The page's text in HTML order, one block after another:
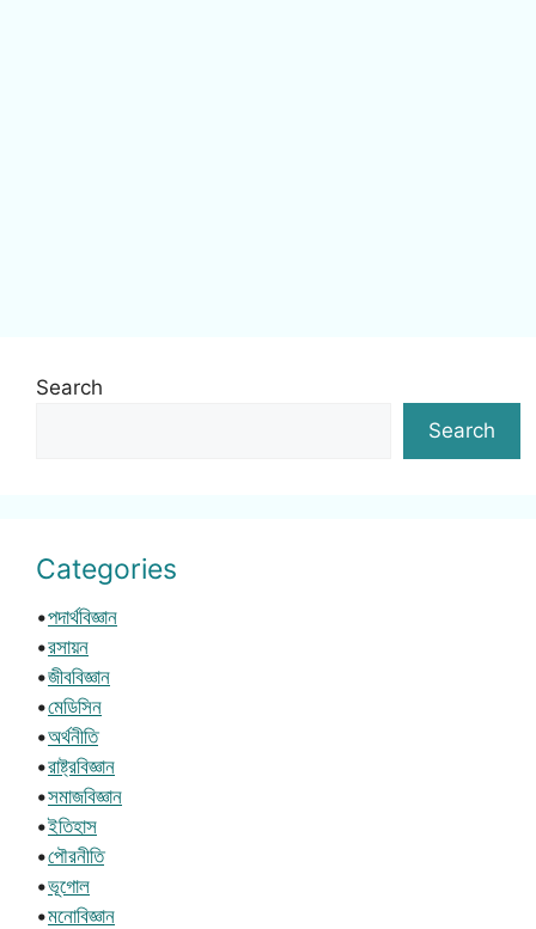
Search
Search
Categories
•পদার্থবিজ্ঞান
•রসায়ন
•জীববিজ্ঞান
•মেডিসিন
•অর্থনীতি
•রাষ্ট্রবিজ্ঞান
•সমাজবিজ্ঞান
•ইতিহাস
•পৌরনীতি
•ভূগোল
•মনোবিজ্ঞান